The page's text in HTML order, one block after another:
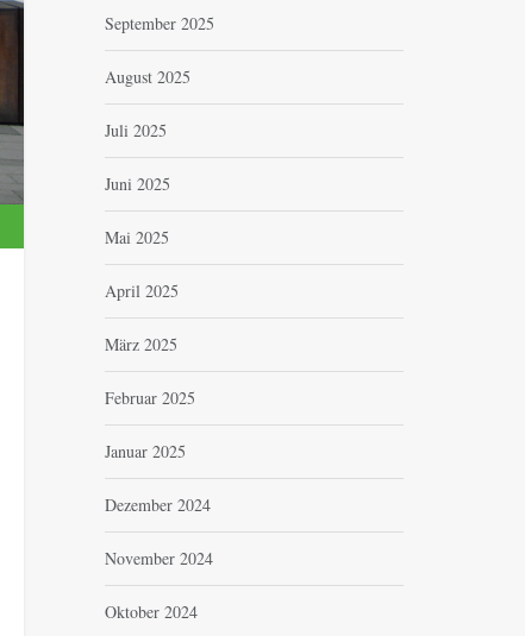
September 2025
August 2025
Juli 2025
Juni 2025
Mai 2025
April 2025
März 2025
Februar 2025
Januar 2025
Dezember 2024
November 2024
Oktober 2024